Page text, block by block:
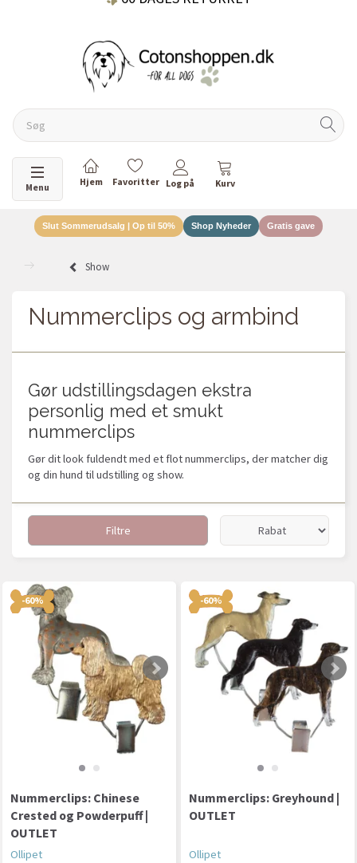
Skifte navigation
Menu
Slut Sommerudsalg | Op til 50% Shop Nyheder Gratis gave
Show
Nummerclips og armbind
Gør udstillingsdagen ekstra
personlig med et smukt
nummerclips
Gør dit look fuldendt med et flot nummerclips, der matcher dig
og din hund til udstilling og show.
Filtre
-60%
Nummerclips: Chinese
Crested og Powderpuff |
OUTLET
Ollipet
-60%
Nummerclips: Greyhound |
OUTLET
Ollipet